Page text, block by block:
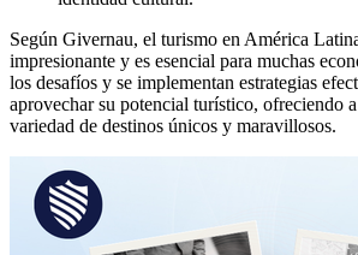
Según Givernau, el turismo en América
impresionante y es esencial para muchas
los desafíos y se implementan estrategias
aprovechar su potencial turístico, ofreciendo
variedad de destinos únicos y maravillosos.